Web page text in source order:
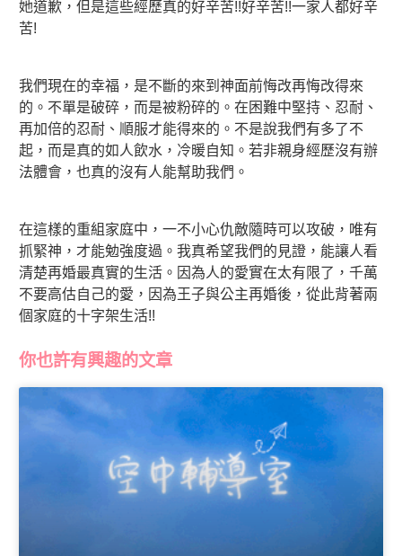
她道歉，但是這些經歷真的好辛苦!!好辛苦!!一家人都好辛
苦!
我們現在的幸福，是不斷的來到神面前悔改再悔改得來
的。不單是破碎，而是被粉碎的。在困難中堅持、忍耐、
再加倍的忍耐、順服才能得來的。不是說我們有多了不
起，而是真的如人飲水，冷暖自知。若非親身經歷沒有辦
法體會，也真的沒有人能幫助我們。
在這樣的重組家庭中，一不小心仇敵隨時可以攻破，唯有
抓緊神，才能勉強度過。我真希望我們的見證，能讓人看
清楚再婚最真實的生活。因為人的愛實在太有限了，千萬
不要高估自己的愛，因為王子與公主再婚後，從此背著兩
個家庭的十字架生活!!
你也許有興趣的文章